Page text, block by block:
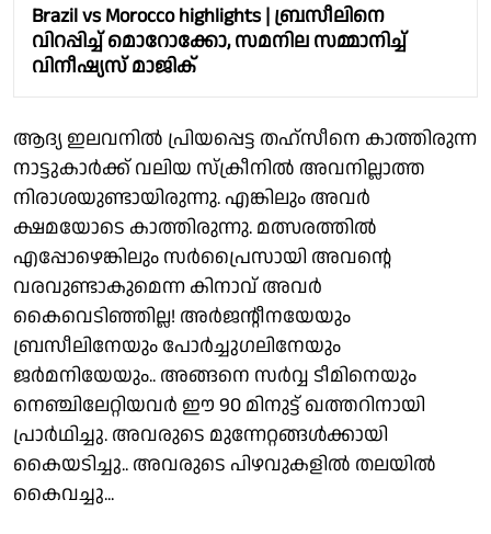
Brazil vs Morocco highlights | ബ്രസീലിനെ
വിറപ്പിച്ച് മൊറോക്കോ, സമനില സമ്മാനിച്ച്
വിനീഷ്യസ് മാജിക്
ആദ്യ ഇലവനിൽ പ്രിയപ്പെട്ട തഹ്സീനെ കാത്തിരുന്ന
നാട്ടുകാർക്ക് വലിയ സ്‌ക്രീനിൽ അവനില്ലാത്ത
നിരാശയുണ്ടായിരുന്നു. എങ്കിലും അവർ
ക്ഷമയോടെ കാത്തിരുന്നു. മത്സരത്തിൽ
എപ്പോഴെങ്കിലും സർപ്രൈസായി അവൻ്റെ
വരവുണ്ടാകുമെന്ന കിനാവ് അവർ
കൈവെടിഞ്ഞില്ല! അർജൻ്റീനയേയും
ബ്രസീലിനേയും പോർച്ചുഗലിനേയും
ജർമനിയേയും.. അങ്ങനെ സർവ്വ ടീമിനെയും
നെഞ്ചിലേറ്റിയവർ ഈ 90 മിനുട്ട് ഖത്തറിനായി
പ്രാർഥിച്ചു. അവരുടെ മുന്നേറ്റങ്ങൾക്കായി
കൈയടിച്ചു.. അവരുടെ പിഴവുകളിൽ തലയിൽ
കൈവച്ചു...